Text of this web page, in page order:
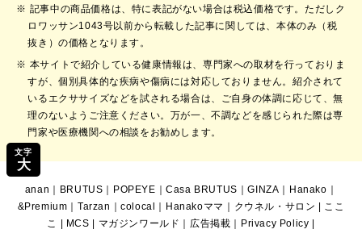
文字
大
記事中の商品価格は、特に表記がない場合は税込価格です。ただしク
ロワッサン1043号以前から転載した記事に関しては、本体のみ（税
抜き）の価格となります。
本サイトで紹介している健康情報は、専門家への取材を行っておりま
すが、個別具体的な疾病や傷病には対応しておりません。紹介されて
いるエクササイズなどを試される場合は、ご自身の体調に応じて、無
理のないようご注意ください。万が一、不調などを感じられた際は専
門家や医療機関への相談をお勧めします。
anan BRUTUS POPEYE ｜Casa BRUTUS ｜GINZA Hanako
&Premium ｜Tarzan ｜colocal Hanakoママ クウネル・サロン
ここ
こ
MCS マガジンワールド 広告掲載 Privacy Policy